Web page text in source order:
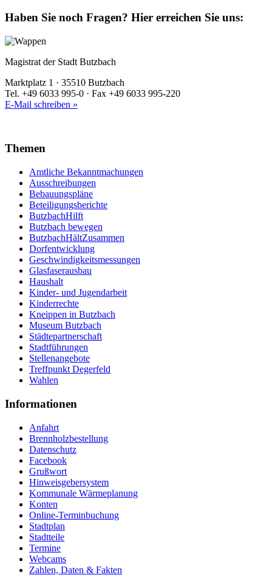
Haben Sie noch Fragen? Hier erreichen Sie uns:
Magistrat der Stadt Butzbach
Marktplatz 1 · 35510 Butzbach
Tel. +49 6033 995-0 · Fax +49 6033 995-220
E-Mail schreiben »
Themen
Amtliche Bekanntmachungen
Ausschreibungen
Bebauungspläne
Beteiligungsberichte
ButzbachHilft
Butzbach bewegen
ButzbachHältZusammen
Dorfentwicklung
Geschwindigkeitsmessungen
Glasfaserausbau
Haushalt
Kinder- und Jugendarbeit
Kinderrechte
Kneippen in Butzbach
Museum Butzbach
Städtepartnerschaft
Stadtführungen
Stellenangebote
Treffpunkt Degerfeld
Wahlen
Informationen
Anfahrt
Brennholzbestellung
Datenschutz
Facebook
Grußwort
Hinweisgebersystem
Kommunale Wärmeplanung
Konten
Online-Terminbuchung
Stadtplan
Stadtteile
Termine
Webcams
Zahlen, Daten & Fakten